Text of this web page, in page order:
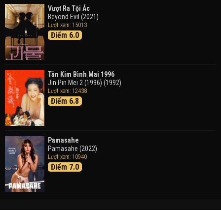
Vượt Ra Tội Ác
Beyond Evil (2021)
Lượt xem: 15013
Điểm 6.0
Tân Kim Bình Mai 1996
Jin Pin Mei 2 (1996) (1992)
Lượt xem: 12438
Điểm 6.8
Pamasahe
Pamasahe (2022)
Lượt xem: 10940
Điểm 7.0